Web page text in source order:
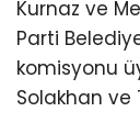
Kurnaz ve
Parti
komisyonu
Solakhan ve